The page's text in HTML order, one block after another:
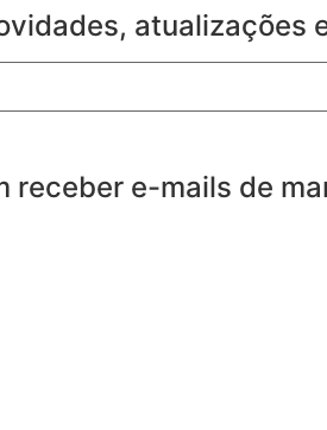
atualizações
e-mails de